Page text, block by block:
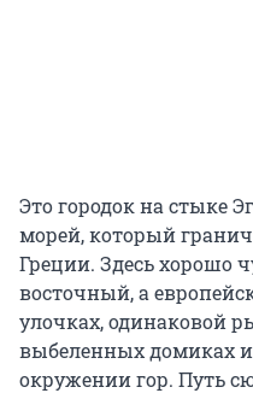
Это городок на стыке
морей, который
Греции. Здесь хорошо
восточный, а
улочках, одинаковой
выбеленных домиках
окружении гор. Путь